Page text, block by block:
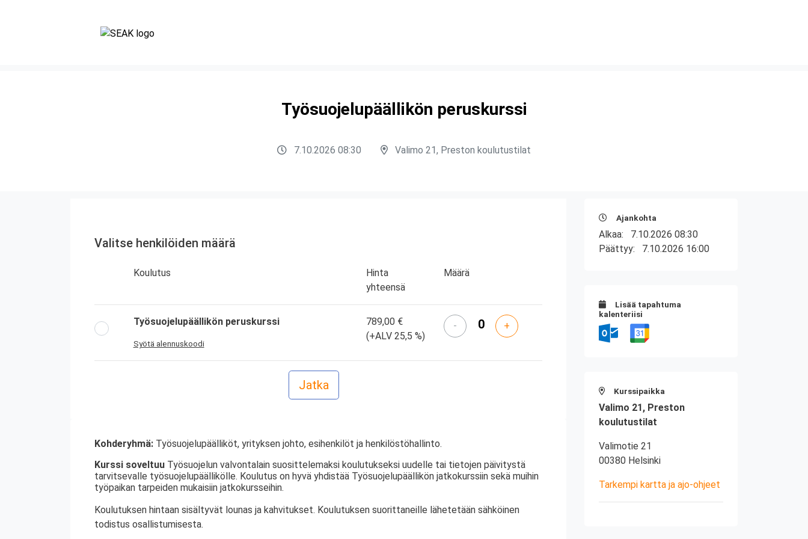
Työsuojelupäällikön peruskurssi
7.10.2026 08:30 Valimo 21, Preston koulutustilat
Valitse henkilöiden määrä
Koulutus
Hinta
yhteensä
Määrä
Työsuojelupäällikön peruskurssi
Syötä alennuskoodi
789,00 €
(+ALV 25,5 %)
- +
Kohderyhmä: Työsuojelupäälliköt, yrityksen johto, esihenkilöt ja henkilöstöhallinto.
Kurssi soveltuu Työsuojelun valvontalain suosittelemaksi koulutukseksi uudelle tai tietojen päivitystä
tarvitsevalle työsuojelupäällikölle. Koulutus on hyvä yhdistää Työsuojelupäällikön jatkokurssiin sekä muihin
työpaikan tarpeiden mukaisiin jatkokursseihin.
Koulutuksen hintaan sisältyvät lounas ja kahvitukset. Koulutuksen suorittaneille lähetetään sähköinen
todistus osallistumisesta.
Ajankohta
Alkaa: 7.10.2026 08:30
Päättyy: 7.10.2026 16:00
Lisää tapahtuma
kalenteriisi
Kurssipaikka
Valimo 21, Preston
koulutustilat
Valimotie 21
00380 Helsinki
Tarkempi kartta ja ajo-ohjeet